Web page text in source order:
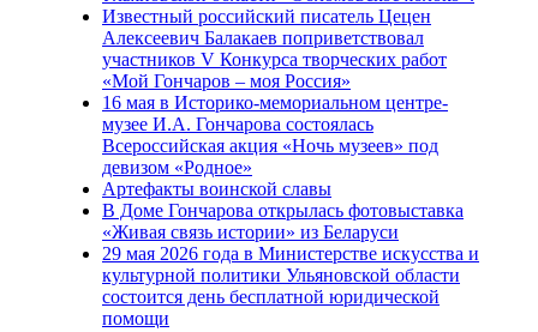
Известный российский писатель Цецен
Алексеевич Балакаев поприветствовал
участников V Конкурса творческих работ
«Мой Гончаров – моя Россия»
16 мая в Историко-мемориальном центре-
музее И.А. Гончарова состоялась
Всероссийская акция «Ночь музеев» под
девизом «Родное»
Артефакты воинской славы
В Доме Гончарова открылась фотовыставка
«Живая связь истории» из Беларуси
29 мая 2026 года в Министерстве искусства и
культурной политики Ульяновской области
состоится день бесплатной юридической
помощи